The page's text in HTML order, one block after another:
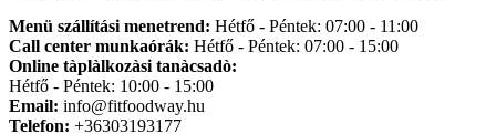
Menü szállítási menetrend: Hétfő - Péntek: 07:00 - 11:00
Call center munkaórák: Hétfő - Péntek: 07:00 - 15:00
Online tàplàlkozàsi tanàcsadò:
Hétfő - Péntek: 10:00 - 15:00
Email: info@fitfoodway.hu
Telefon: +36303193177